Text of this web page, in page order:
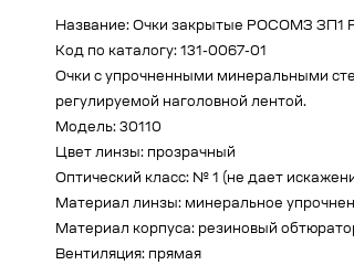
Название: Очки закрытые РОСОМЗ ЗП1
Код по каталогу: 131-0067-01
Очки с упрочненными минеральными
регулируемой наголовной лентой.
Модель: 30110
Цвет линзы: прозрачный
Оптический класс: № 1 (не дает
Материал линзы: минеральное
Материал корпуса: резиновый
Вентиляция: прямая